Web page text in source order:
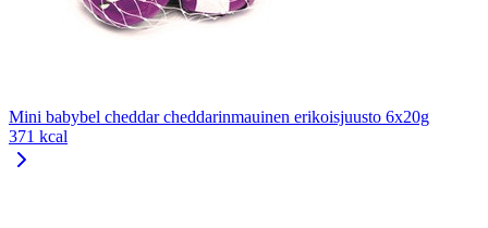
Mini babybel cheddar cheddarinmauinen erikoisjuusto 6x20g
371 kcal